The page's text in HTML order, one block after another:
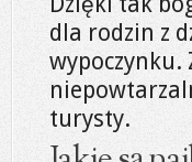
dla rodzin z
wypoczynku.
turysty.